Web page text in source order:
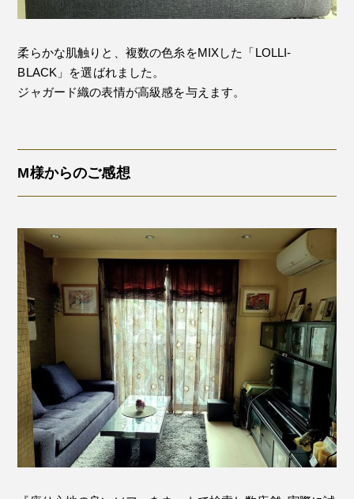
柔らかな肌触りと、複数の色糸をMIXした「LOLLI-
BLACK」を選ばれました。
ジャガード織の表情が高級感を与えます。
M様からのご感想